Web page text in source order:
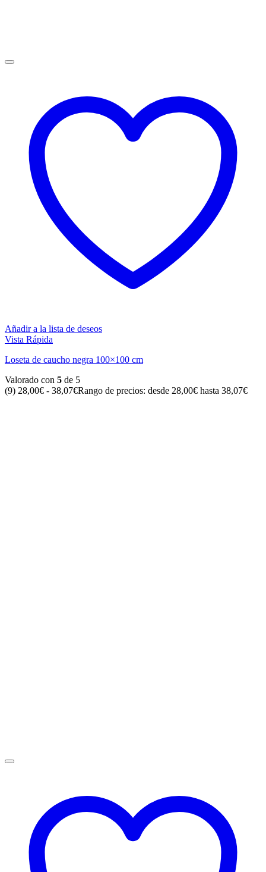
Añadir a la lista de deseos
Vista Rápida
Loseta de caucho negra 100×100 cm
Valorado con 5 de 5
(9) 28,00€ - 38,07€Rango de precios: desde 28,00€ hasta 38,07€